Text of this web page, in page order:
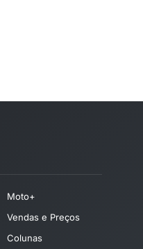
Moto+
Vendas e Preços
Colunas